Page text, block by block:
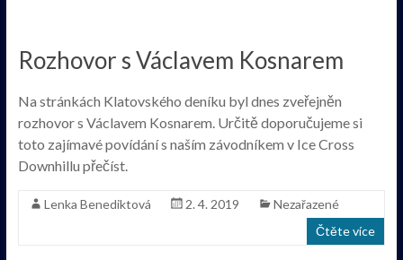
Rozhovor s Václavem Kosnarem
Na stránkách Klatovského deníku byl dnes zveřejněn
rozhovor s Václavem Kosnarem. Určitě doporučujeme si
toto zajímavé povídání s naším závodníkem v Ice Cross
Downhillu přečíst.
Lenka Benediktová 2. 4. 2019
Nezařazené
Čtěte více